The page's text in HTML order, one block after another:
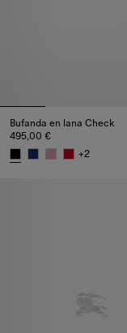
Bufanda en lana Check
495,00 €
+2